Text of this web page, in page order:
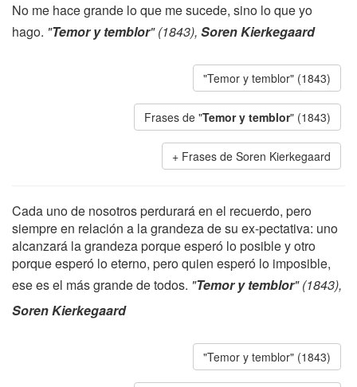
No me hace grande lo que me sucede, sino lo que yo
hago. "Temor y temblor" (1843), Soren Kierkegaard
"Temor y temblor" (1843)
Frases de "Temor y temblor" (1843)
Frases de Soren Kierkegaard
Cada uno de nosotros perdurará en el recuerdo, pero
siempre en relación a la grandeza de su ex-pectativa: uno
alcanzará la grandeza porque esperó lo posible y otro
porque esperó lo eterno, pero quien esperó lo imposible,
ese es el más grande de todos. "Temor y temblor" (1843),
Soren Kierkegaard
"Temor y temblor" (1843)